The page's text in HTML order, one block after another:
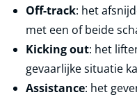
Off-track: het
met een of beide
Kicking out: het
gevaarlijke situatie
Assistance: het